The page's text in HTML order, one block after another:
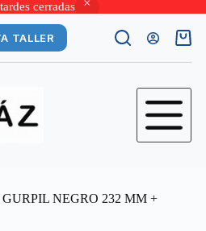
cerradas
TALLER
Carro
NEGRO 232 MM +